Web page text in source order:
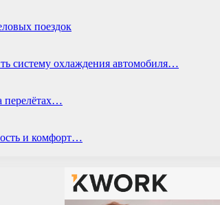
поездок
систему охлаждения автомобиля…
перелётах…
и комфорт…